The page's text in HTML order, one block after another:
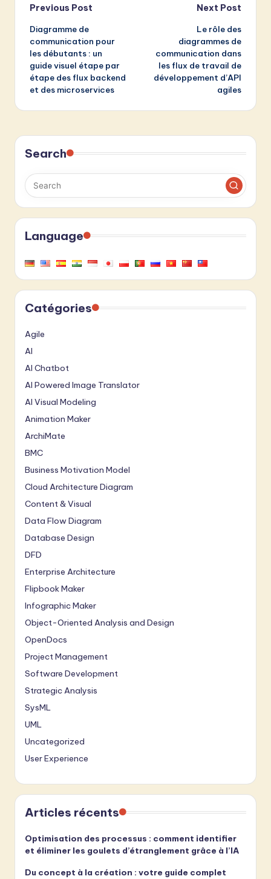
Post
navigation
Previous Post
Diagramme de
communication pour
les débutants : un
guide visuel étape par
étape des flux backend
et des microservices
Next Post
Le rôle des
diagrammes de
communication dans
les flux de travail de
développement d’API
agiles
Search
Language
Catégories
Agile
AI
AI Chatbot
AI Powered Image Translator
AI Visual Modeling
Animation Maker
ArchiMate
BMC
Business Motivation Model
Cloud Architecture Diagram
Content & Visual
Data Flow Diagram
Database Design
DFD
Enterprise Architecture
Flipbook Maker
Infographic Maker
Object-Oriented Analysis and Design
OpenDocs
Project Management
Software Development
Strategic Analysis
SysML
UML
Uncategorized
User Experience
Articles récents
Optimisation des processus : comment identifier
et éliminer les goulets d’étranglement grâce à l’IA
Du concept à la création : votre guide complet